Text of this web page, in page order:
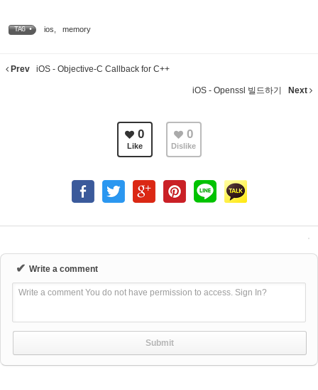
TAG • ios memory
Prev iOS - Objective-C Callback for C++
iOS - Openssl 빌드하기 Next
0
Like
0
Dislike
✔ Write a comment
Write a comment You do not have permission to access. Sign In?